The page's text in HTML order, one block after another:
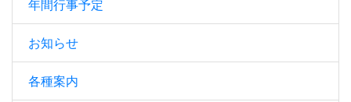
年間行事予定
お知らせ
各種案内